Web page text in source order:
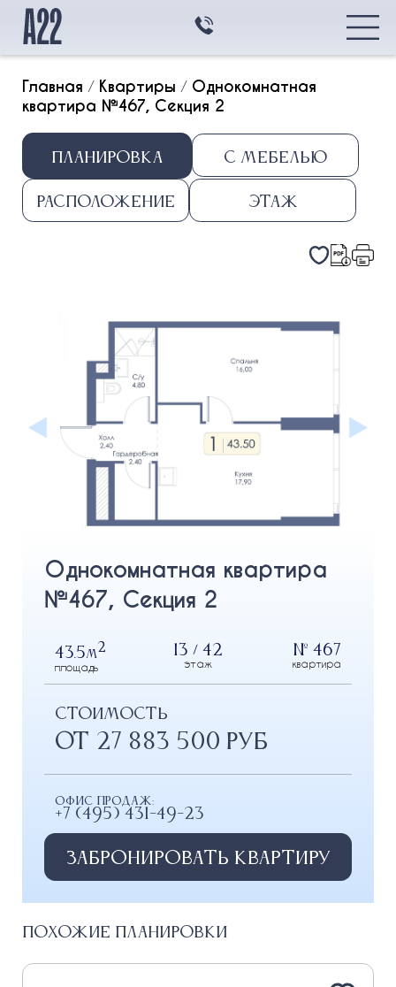
Главная
Квартиры
Транспортная
доступность
Квартиры
3k
Главная / Квартиры / Однокомнатная
квартира №467, Секция 2
Планировка С мебелью
Расположение Этаж
Однокомнатная квартира
№467, Секция 2
43.5м2
площадь
13 / 42
этаж
№ 467
квартира
СТОИМОСТЬ
от 27 883 500 РУБ
Офис продаж:
+7 (495) 431-49-23
Забронировать квартиру
Похожие планировки